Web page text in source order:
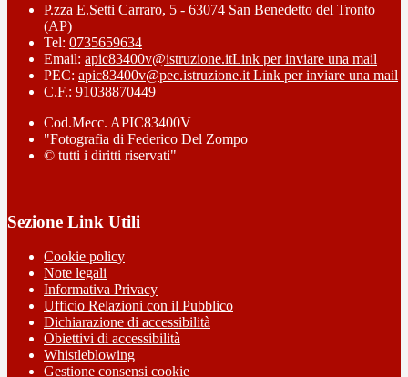
P.zza E.Setti Carraro, 5 - 63074 San Benedetto del Tronto
(AP)
Tel: 0735659634
Email: apic83400v@istruzione.itLink per inviare una mail
PEC: apic83400v@pec.istruzione.it Link per inviare una mail
C.F.: 91038870449
Cod.Mecc. APIC83400V
"Fotografia di Federico Del Zompo
© tutti i diritti riservati"
Sezione Link Utili
Cookie policy
Note legali
Informativa Privacy
Ufficio Relazioni con il Pubblico
Dichiarazione di accessibilità
Obiettivi di accessibilità
Whistleblowing
Gestione consensi cookie